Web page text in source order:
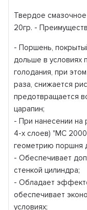
Твердое
20гр. -
- Поршень,
дольше в условиях
голодания, при
раза, снижается
предотвращается
царапин;
- При нанесении на
4-х слоев) "МС
геометрию поршня
- Обеспечивает
стенкой цилиндра;
- Обладает
обеспечивает
условиях;